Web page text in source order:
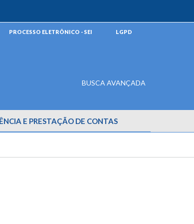
PROCESSO ELETRÔNICO - SEI LGPD
BUSCA AVANÇADA
E PRESTAÇÃO DE CONTAS